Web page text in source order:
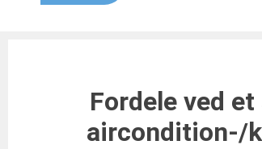
Fordele ved
aircondition-/